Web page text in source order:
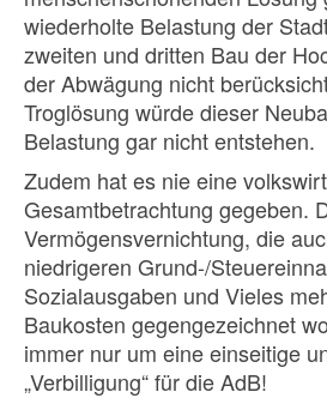
wiederholte Belastung der
zweiten und dritten Bau der
der Abwägung nicht
Troglösung würde dieser
Belastung gar nicht entstehen.
Zudem hat es nie eine
Gesamtbetrachtung gegeben.
Vermögensvernichtung, die
niedrigeren Grund-/
Sozialausgaben und Vieles
Baukosten gegengezeichnet
immer nur um eine einseitige
„Verbilligung“ für die AdB!